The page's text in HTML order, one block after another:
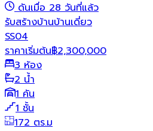
ดันเมื่อ 28 วันที่แล้ว
รับสร้างบ้านบ้านเดี่ยว
SS04
ราคาเริ่มต้น฿2,300,000
3 ห้อง
2 น้ำ
1 คัน
1 ชั้น
172 ตร.ม